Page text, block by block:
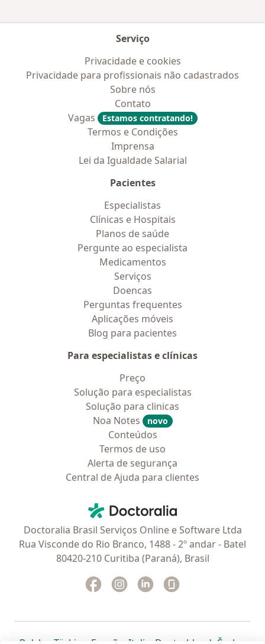
Serviço
Privacidade e cookies
Privacidade para profissionais não cadastrados
Sobre nós
Contato
Vagas
Estamos contratando!
Termos e Condições
Imprensa
Lei da Igualdade Salarial
Pacientes
Especialistas
Clínicas e Hospitais
Planos de saúde
Pergunte ao especialista
Medicamentos
Serviços
Doencas
Perguntas frequentes
Aplicações móveis
Blog para pacientes
Para especialistas e clínicas
Preço
Solução para especialistas
Solução para clinicas
Noa Notes
novo
Conteúdos
Termos de uso
Alerta de segurança
Central de Ajuda para clientes
Doctoralia - Homepage
Doctoralia Brasil Serviços Online e Software Ltda
Rua Visconde do Rio Branco, 1488 - 2º andar - Batel
80420-210 Curitiba (Paraná), Brasil
Facebook
abre num novo separador
Instagram
abre num novo separador
Linkedin
abre num novo